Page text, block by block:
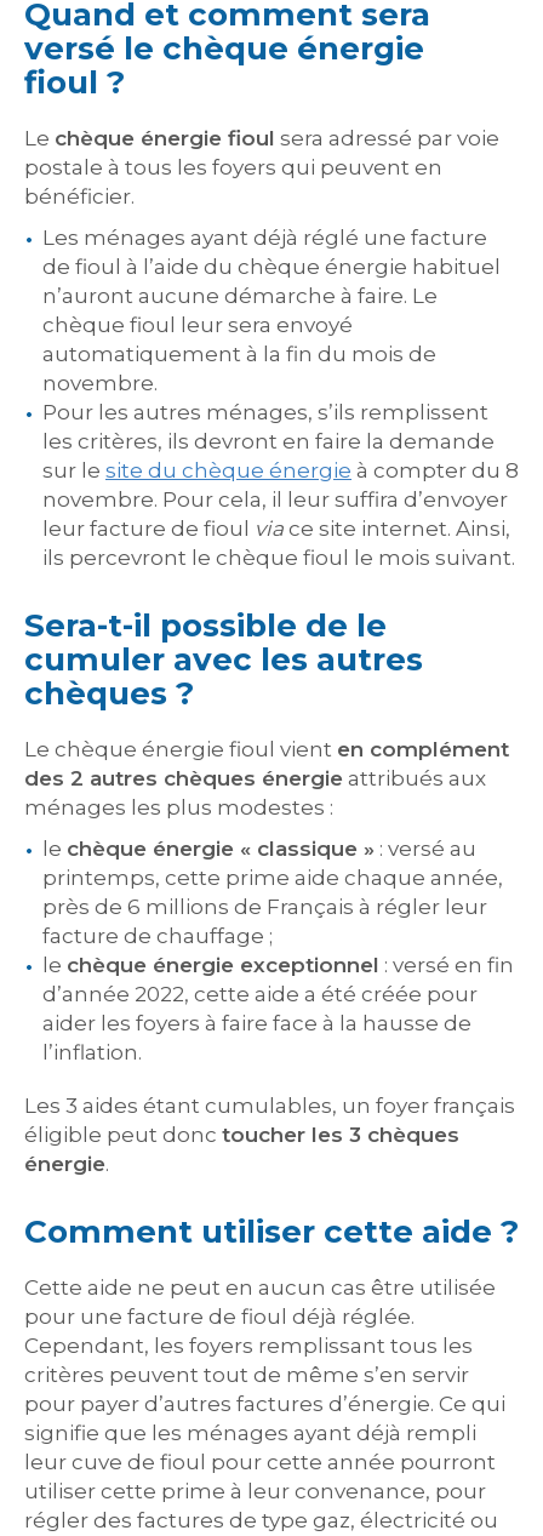
Quand et comment sera
versé le chèque énergie
fioul ?
Le chèque énergie fioul sera adressé par voie
postale à tous les foyers qui peuvent en
bénéficier.
Les ménages ayant déjà réglé une facture
de fioul à l’aide du chèque énergie habituel
n’auront aucune démarche à faire. Le
chèque fioul leur sera envoyé
automatiquement à la fin du mois de
novembre.
Pour les autres ménages, s’ils remplissent
les critères, ils devront en faire la demande
sur le site du chèque énergie à compter du 8
novembre. Pour cela, il leur suffira d’envoyer
leur facture de fioul via ce site internet. Ainsi,
ils percevront le chèque fioul le mois suivant.
Sera-t-il possible de le
cumuler avec les autres
chèques ?
Le chèque énergie fioul vient en complément
des 2 autres chèques énergie attribués aux
ménages les plus modestes :
le chèque énergie « classique » : versé au
printemps, cette prime aide chaque année,
près de 6 millions de Français à régler leur
facture de chauffage ;
le chèque énergie exceptionnel : versé en fin
d’année 2022, cette aide a été créée pour
aider les foyers à faire face à la hausse de
l’inflation.
Les 3 aides étant cumulables, un foyer français
éligible peut donc toucher les 3 chèques
énergie.
Comment utiliser cette aide ?
Cette aide ne peut en aucun cas être utilisée
pour une facture de fioul déjà réglée.
Cependant, les foyers remplissant tous les
critères peuvent tout de même s’en servir
pour payer d’autres factures d’énergie. Ce qui
signifie que les ménages ayant déjà rempli
leur cuve de fioul pour cette année pourront
utiliser cette prime à leur convenance, pour
régler des factures de type gaz, électricité ou